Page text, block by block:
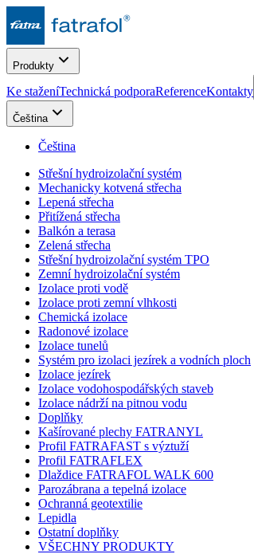
Produkty
Ke staženíTechnická podporaReferenceKontakty
Čeština
Čeština
Střešní hydroizolační systém
Mechanicky kotvená střecha
Lepená střecha
Přitížená střecha
Balkón a terasa
Zelená střecha
Střešní hydroizolační systém TPO
Zemní hydroizolační systém
Izolace proti vodě
Izolace proti zemní vlhkosti
Chemická izolace
Radonové izolace
Izolace tunelů
Systém pro izolaci jezírek a vodních ploch
Izolace jezírek
Izolace vodohospodářských staveb
Izolace nádrží na pitnou vodu
Doplňky
Kašírované plechy FATRANYL
Profil FATRAFAST s výztuží
Profil FATRAFLEX
Dlaždice FATRAFOL WALK 600
Parozábrana a tepelná izolace
Ochranná geotextilie
Lepidla
Ostatní doplňky
VŠECHNY PRODUKTY